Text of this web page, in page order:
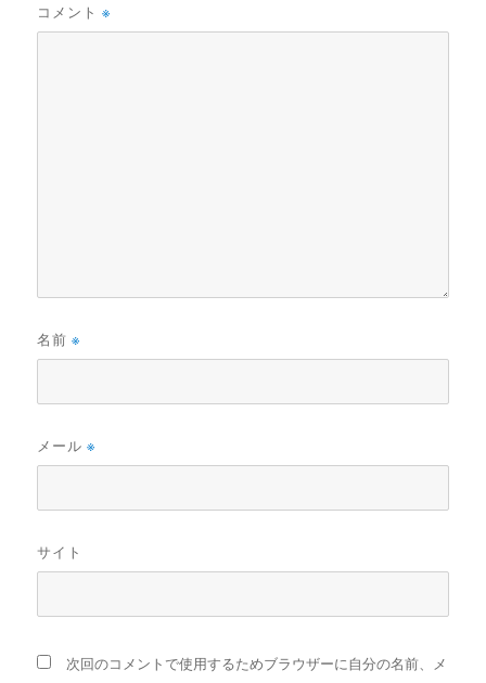
コメント※
名前※
メール※
サイト
次回のコメントで使用するためブラウザーに自分の名前、メ